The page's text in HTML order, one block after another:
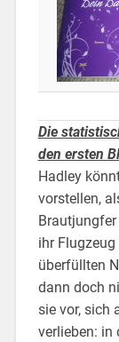
Die
den ersten
Hadley
vorstellen,
ihr
überfüllten
dann doch
sie vor, sich
verlieben: in